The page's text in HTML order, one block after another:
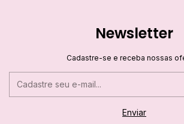
Newsletter
Cadastre-se e receba nossas